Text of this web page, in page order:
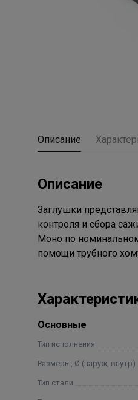
Описание
Описание
Заглушки
контроля и сбора
Моно по
помощи трубного
Основные
Тип исполнения
Размеры, Ø (наруж, внутр)
Тип стали